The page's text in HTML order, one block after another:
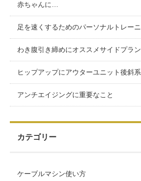
赤ちゃんに…
足を速くするためのパーソナルトレー
わき腹引き締めにオススメサイドプラ
ヒップアップにアウターユニット後斜系
アンチエイジングに重要なこと
カテゴリー
ケーブルマシン使い方